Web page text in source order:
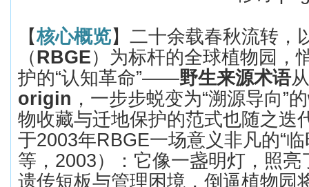
【核心概览】 二十余载春秋流转，
（RBGE）为标杆的全球植物园，
护的“认知革命”——野生来源术语从
origin ，一步步蜕变为“溯源导向”的
物收藏与迁地保护的范式也随之迭
于2003年RBGE一场意义非凡的“
等， 2003）：它像一盏明灯，照
遗传短板与管理困境，倒逼植物园